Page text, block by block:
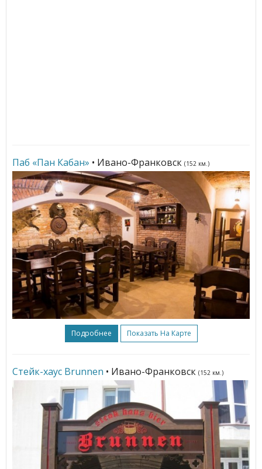
Паб «Пан Кабан» • Ивано-Франковск (152 км.)
Подробнее Показать На Карте
Стейк-хаус Brunnen • Ивано-Франковск (152 км.)